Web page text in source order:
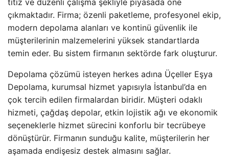
titiz ve düzenli çalışma şekliyle piyasada öne
çıkmaktadır. Firma; özenli paketleme, profesyonel ekip,
modern depolama alanları ve kontinü güvenlik ile
müşterilerinin malzemelerini yüksek standartlarda
temin eder. Bu sistem firmanın sektörde fark oluşturur.
Depolama çözümü isteyen herkes adına Üçeller Eşya
Depolama, kurumsal hizmet yapısıyla İstanbul’da en
çok tercih edilen firmalardan biridir. Müşteri odaklı
hizmeti, çağdaş depolar, etkin lojistik ağı ve ekonomik
seçeneklerle hizmet sürecini konforlu bir tecrübeye
dönüştürür. Firmanın sunduğu kalite, müşterilerin her
aşamada endişesiz destek almasını sağlar.